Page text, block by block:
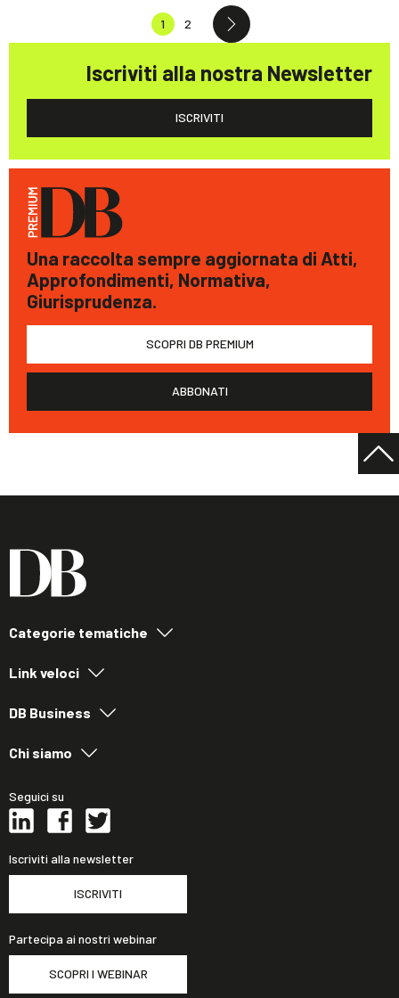
1 2
Iscriviti alla nostra Newsletter
ISCRIVITI
Una raccolta sempre aggiornata di Atti,
Approfondimenti, Normativa,
Giurisprudenza.
SCOPRI DB PREMIUM
ABBONATI
Categorie tematiche
Link veloci
DB Business
Chi siamo
Seguici su
Iscriviti alla newsletter
ISCRIVITI
Partecipa ai nostri webinar
SCOPRI I WEBINAR